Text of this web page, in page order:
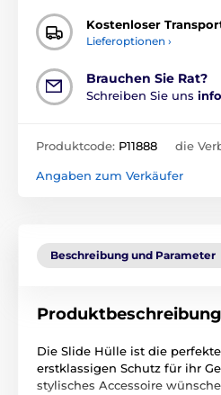
Kostenloser
Lieferoptionen ›
Brauchen Sie Rat?
Schreiben Sie uns
Produktcode: P11888 die
Angaben zum Verkäufer
Beschreibung und Parameter
Produktbeschreibung
Die Slide Hülle ist die
erstklassigen Schutz für ihr
stylisches Accessoire